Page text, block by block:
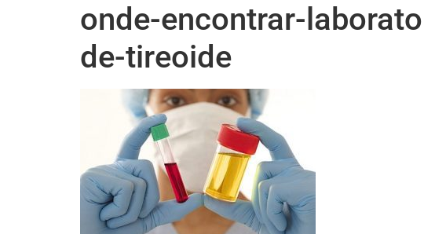
onde-encontrar-
de-tireoide